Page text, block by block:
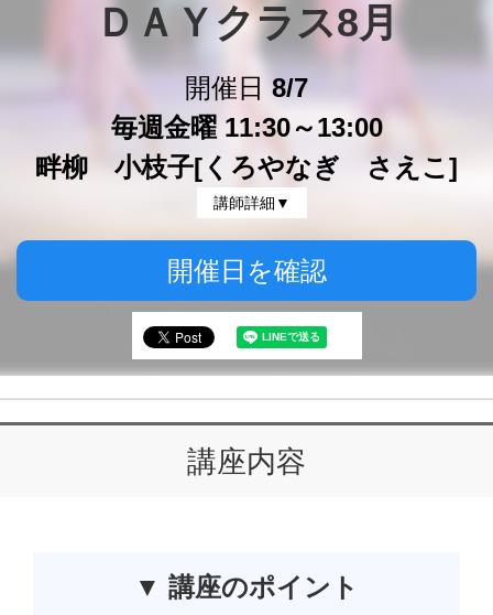
ＤＡＹクラス8月
開催日 8/7
毎週金曜 11:30～13:00
畔柳 小枝子[くろやなぎ さえこ]
講師詳細▼
開催日を確認
講座内容
▼ 講座のポイント